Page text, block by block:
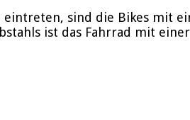
sind die Bikes mit
ist das Fahrrad mit